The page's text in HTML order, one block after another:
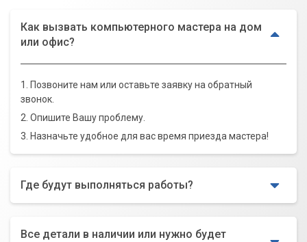
Как вызвать компьютерного мастера на дом
или офис?
1. Позвоните нам или оставьте заявку на обратный
звонок.
2. Опишите Вашу проблему.
3. Назначьте удобное для вас время приезда мастера!
Где будут выполняться работы?
Все детали в наличии или нужно будет